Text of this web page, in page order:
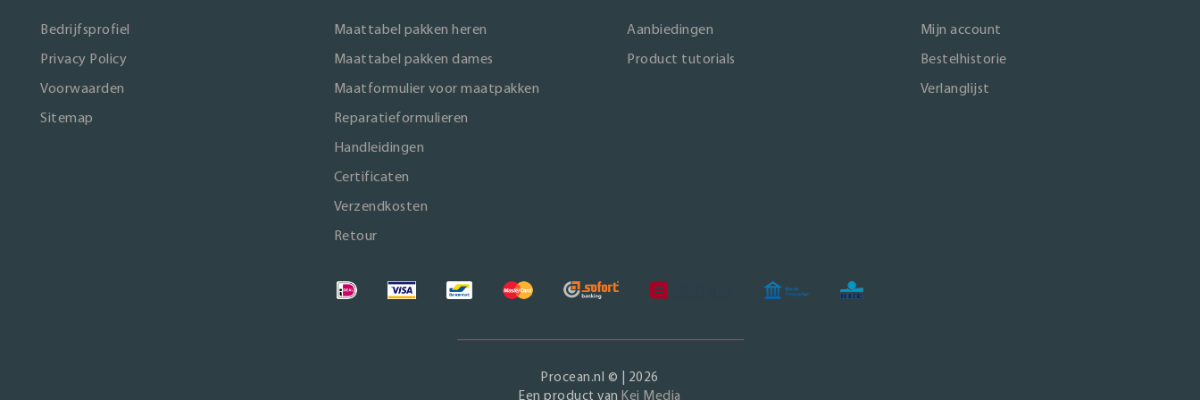
Bedrijfsprofiel
Privacy Policy
Voorwaarden
Sitemap
Maattabel pakken heren
Maattabel pakken dames
Maatformulier voor maatpakken
Reparatieformulieren
Handleidingen
Certificaten
Verzendkosten
Retour
Aanbiedingen
Product tutorials
Mijn account
Bestelhistorie
Verlanglijst
Procean.nl © | 2026
Een product vanKei Media